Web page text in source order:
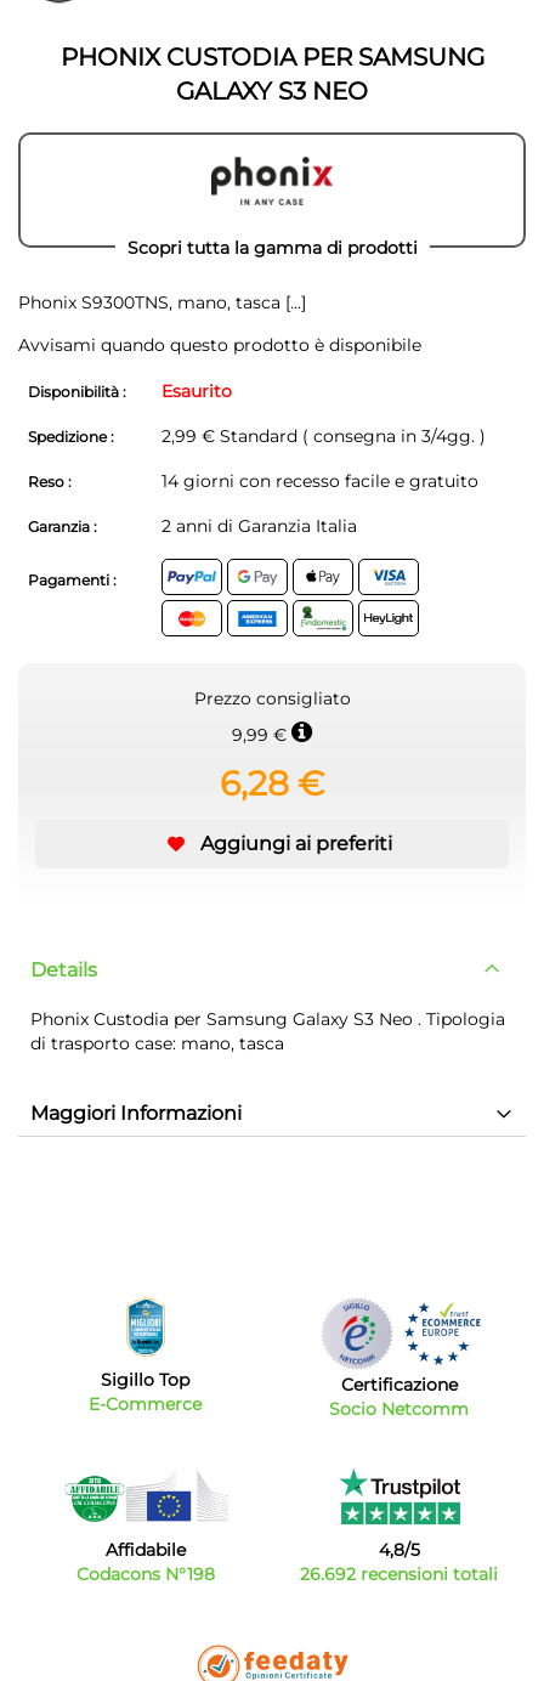
galleria
immaginiPHONIX CUSTODIA PER SAMSUNG
GALAXY S3 NEO
Scopri tutta la gamma di prodotti
Phonix S9300TNS, mano, tasca [...]
Avvisami quando questo prodotto è disponibile
Disponibilità : Esaurito
Spedizione : 2,99 € Standard ( consegna in 3/4gg. )
Reso : 14 giorni con recesso facile e gratuito
Garanzia : 2 anni di Garanzia Italia
Pagamenti :
Prezzo consigliato
9,99 €
6,28 €
Aggiungi ai preferiti
Details
Phonix Custodia per Samsung Galaxy S3 Neo . Tipologia
di trasporto case: mano, tasca
Maggiori Informazioni
Sigillo Top
E-Commerce
Certificazione
Socio Netcomm
Affidabile
Codacons N°198
4,8/5
26.692 recensioni totali